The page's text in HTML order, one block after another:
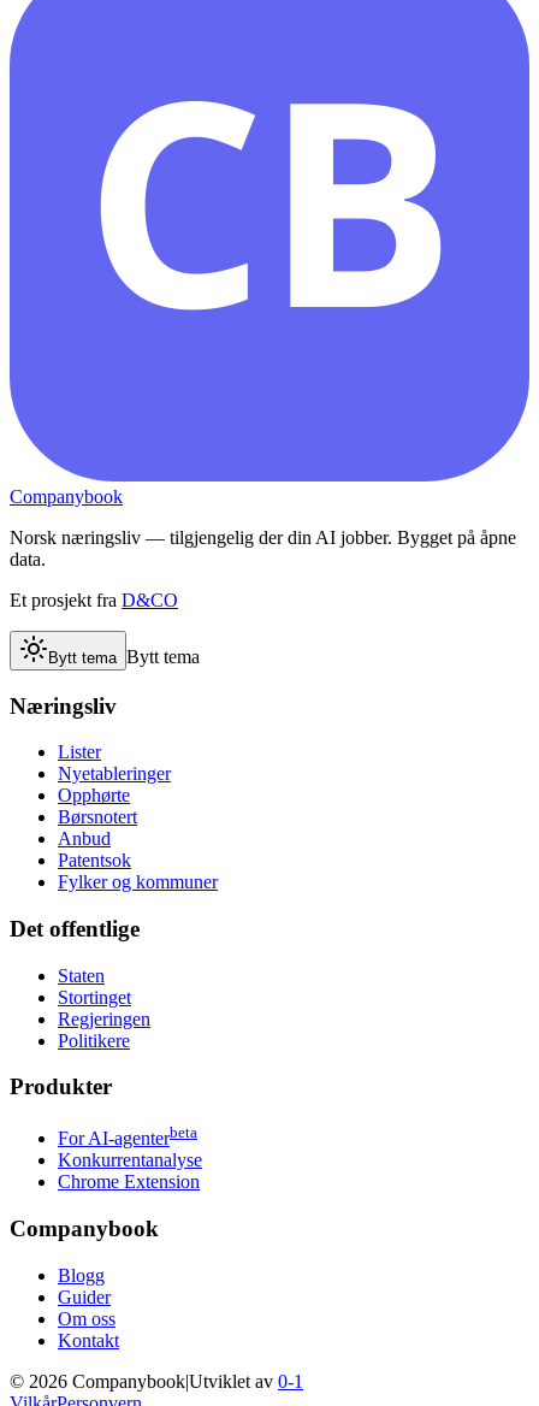
CB
Companybook
Norsk næringsliv — tilgjengelig der din AI jobber. Bygget på åpne
data.
Et prosjekt fra D&CO
Bytt tema Bytt tema
Næringsliv
Lister
Nyetableringer
Opphørte
Børsnotert
Anbud
Patentsok
Fylker og kommuner
Det offentlige
Staten
Stortinget
Regjeringen
Politikere
Produkter
For AI-agenterbeta
Konkurrentanalyse
Chrome Extension
Companybook
Blogg
Guider
Om oss
Kontakt
© 2026 Companybook|Utviklet av 0-1